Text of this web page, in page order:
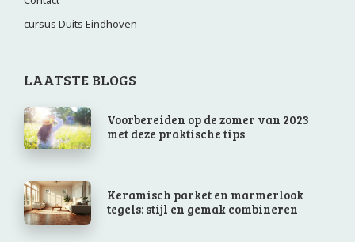
cursus Duits Eindhoven
LAATSTE BLOGS
Voorbereiden op de zomer van 2023
met deze praktische tips
Keramisch parket en marmerlook
tegels: stijl en gemak combineren